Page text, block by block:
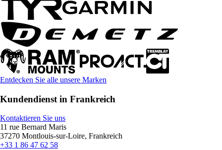
Entdecken Sie alle unsere Marken
Kundendienst in Frankreich
Kontaktieren Sie uns
11 rue Bernard Maris
37270 Montlouis-sur-Loire, Frankreich
+33 1 86 47 62 58